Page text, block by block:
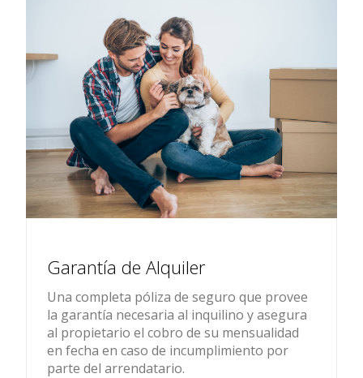
Garantía de Alquiler
Una completa póliza de seguro que provee
la garantía necesaria al inquilino y asegura
al propietario el cobro de su mensualidad
en fecha en caso de incumplimiento por
parte del arrendatario.